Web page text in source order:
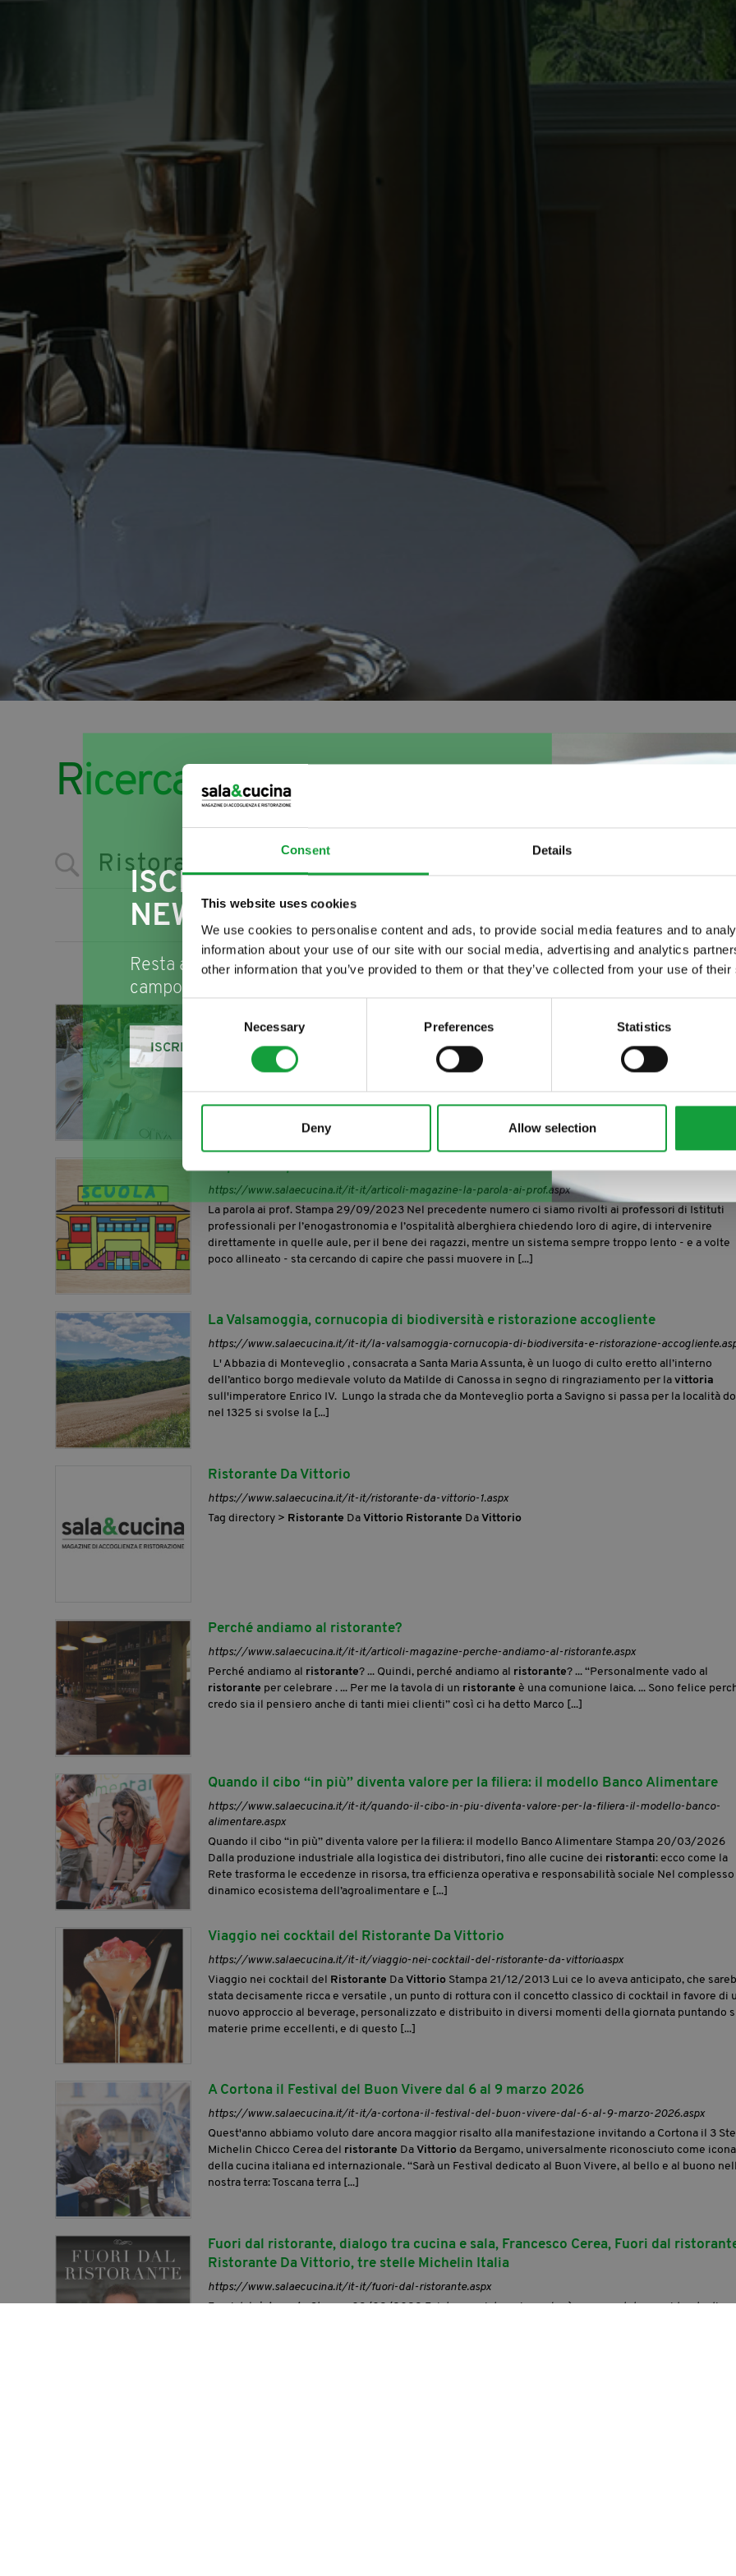
Consent Details
This website uses cookies
We use cookies to personalise content and ads, to provide social media features and to
information about your use of our site with our social media, advertising and analytics
other information that you’ve provided to them or that they’ve collected from your use of
Consent
Selection
Necessary Preferences Statistics
Deny Allow selection
Ricerca
Risultati: 256 - pag 2/26 « 1 5
https://www.salaecucina.it/it-it/articoli-magazine-lo-chef-jacopo-iecci-esordisce-a-terrazza-oliva.aspx
Da Cocktail bar quale è all’inizio questo spazio si trasforma in Club (discoteca) e poi si declina in
ristorantecon una sua anima ben precisa e street food di qualità, senza contare la possibilità di
eventi di qualsiasi natura (teatrali, musicali, sportivi…), da giugno a settembre, da mattino a sera.
La parola ai prof.
https://www.salaecucina.it/it-it/articoli-magazine-la-parola-ai-prof.aspx
La parola ai prof. Stampa 29/09/2023 Nel precedente numero ci siamo rivolti ai professori di Istituti
professionali per l’enogastronomia e l’ospitalità alberghiera chiedendo loro di agire, di intervenire
direttamente in quelle aule, per il bene dei ragazzi, mentre un sistema sempre troppo lento - e a volte
poco allineato - sta cercando di capire che passi muovere in [...]
La Valsamoggia, cornucopia di biodiversità e ristorazione accogliente
https://www.salaecucina.it/it-it/la-valsamoggia-cornucopia-di-biodiversita-e-ristorazione-
L' Abbazia di Monteveglio , consacrata a Santa Maria Assunta, è un luogo di culto eretto all’interno
dell’antico borgo medievale voluto da Matilde di Canossa in segno di ringraziamento per la vittoria
sull'imperatore Enrico IV. Lungo la strada che da Monteveglio porta a Savigno si passa per la località
nel 1325 si svolse la [...]
Ristorante Da Vittorio
https://www.salaecucina.it/it-it/ristorante-da-vittorio-1.aspx
Tag directory > Ristorante Da Vittorio Ristorante Da Vittorio
Perché andiamo al ristorante?
https://www.salaecucina.it/it-it/articoli-magazine-perche-andiamo-al-ristorante.aspx
Perché andiamo al ristorante? ... Quindi, perché andiamo al ristorante? ... “Personalmente vado al
ristorante per celebrare . ... Per me la tavola di un ristorante è una comunione laica. ... Sono felice
credo sia il pensiero anche di tanti miei clienti” così ci ha detto Marco [...]
Quando il cibo “in più” diventa valore per la filiera: il modello Banco Alimentare
https://www.salaecucina.it/it-it/quando-il-cibo-in-piu-diventa-valore-per-la-filiera-il-modello-banco-
alimentare.aspx
Quando il cibo “in più” diventa valore per la filiera: il modello Banco Alimentare Stampa 20/03/2026
Dalla produzione industriale alla logistica dei distributori, fino alle cucine dei ristoranti: ecco come la
Rete trasforma le eccedenze in risorsa, tra efficienza operativa e responsabilità sociale Nel complesso
dinamico ecosistema dell’agroalimentare e [...]
Viaggio nei cocktail del Ristorante Da Vittorio
https://www.salaecucina.it/it-it/viaggio-nei-cocktail-del-ristorante-da-vittorio.aspx
Viaggio nei cocktail del
Ristorante Da VittorioStampa 21/12/2013 Lui ce lo aveva anticipato, che
stata decisamente ricca e versatile , un punto di rottura con il concetto classico di cocktail in favore di
nuovo approccio al beverage, personalizzato e distribuito in diversi momenti della giornata puntando
materie prime eccellenti, e di questo [...]
A Cortona il Festival del Buon Vivere dal 6 al 9 marzo 2026
https://www.salaecucina.it/it-it/a-cortona-il-festival-del-buon-vivere-dal-6-al-9-marzo-2026.aspx
Quest'anno abbiamo voluto dare ancora maggior risalto alla manifestazione invitando a Cortona il 3
Michelin Chicco Cerea del ristorante Da Vittorioda Bergamo, universalmente riconosciuto come icona
della cucina italiana ed internazionale. “Sarà un Festival dedicato al Buon Vivere, al bello e al buono
nostra terra: Toscana terra [...]
Fuori dal ristorante, dialogo tra cucina e sala, Francesco Cerea, Fuori dal
Ristorante Da Vittorio, tre stelle Michelin Italia
https://www.salaecucina.it/it-it/fuori-dal-ristorante.aspx
Fuori dalristoranteStampa 08/02/2022 Esiste una ristorazione che è sempre stata considerata di
ISCRIVITI ALLA
NEWSLETTER
Resta aggiornato su tutte le ultime novita nel
campo della ristorazione e del food.
ISCRIVITI